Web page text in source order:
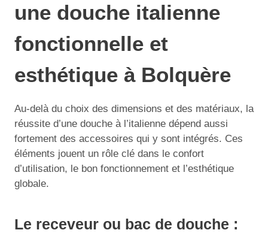
une douche italienne
fonctionnelle et
esthétique à Bolquère
Au-delà du choix des dimensions et des matériaux, la
réussite d’une douche à l’italienne dépend aussi
fortement des accessoires qui y sont intégrés. Ces
éléments jouent un rôle clé dans le confort
d’utilisation, le bon fonctionnement et l’esthétique
globale.
Le receveur ou bac de douche :